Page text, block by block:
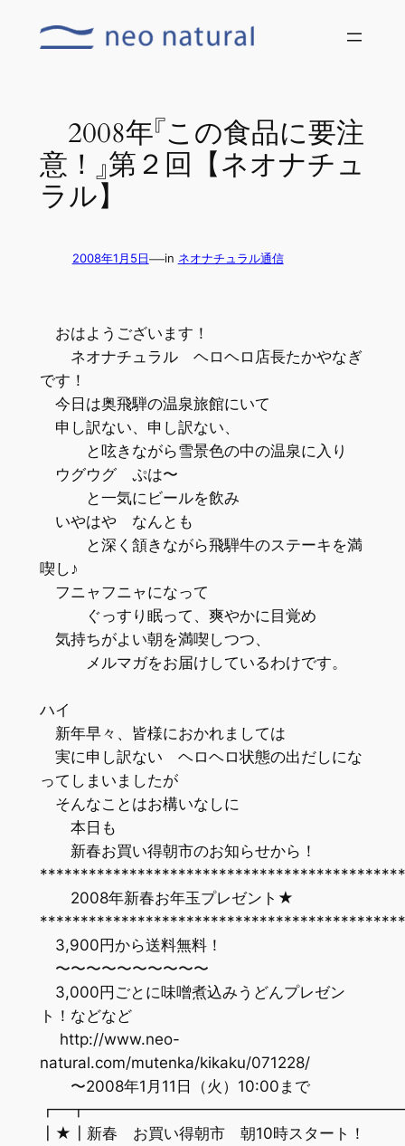
2008年『この食品に要注
意！』第２回【ネオナチュ
ラル】
2008年1月5日 —in ネオナチュラル通信
おはようございます！
ネオナチュラル ヘロヘロ店長たかやなぎ
です！
今日は奥飛騨の温泉旅館にいて
申し訳ない、申し訳ない、
と呟きながら雪景色の中の温泉に入り
ウグウグ ぷは〜
と一気にビールを飲み
いやはや なんとも
と深く頷きながら飛騨牛のステーキを満
喫し♪
フニャフニャになって
ぐっすり眠って、爽やかに目覚め
気持ちがよい朝を満喫しつつ、
メルマガをお届けしているわけです。
ハイ
新年早々、皆様におかれましては
実に申し訳ない ヘロヘロ状態の出だしにな
ってしまいましたが
そんなことはお構いなしに
本日も
新春お買い得朝市のお知らせから！
2008年新春お年玉プレゼント★
3,900円から送料無料！
〜〜〜〜〜〜〜〜〜〜
3,000円ごとに味噌煮込みうどんプレゼン
ト！などなど
http://www.neo-
natural.com/mutenka/kikaku/071228/
〜2008年1月11日（火）10:00まで
┃★┃新春 お買い得朝市 朝10時スタート！